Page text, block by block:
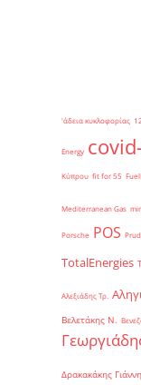
'άδεια κυκλοφορίας
Energy
Κύπρου fit for 55
Mediterranean Gas
Porsche POS
TotalEnergies
Αλεξιάδης Τρ.
Βελετάκης Ν.
Δρακακάκης